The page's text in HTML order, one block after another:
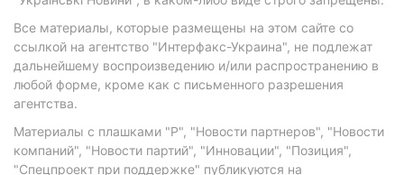
Все материалы, которые размещены на этом сайте со
ссылкой на агентство "Интерфакс-Украина", не подлежат
дальнейшему воспроизведению и/или распространению в
любой форме, кроме как с письменного разрешения
агентства.
Материалы с плашками "Р", "Новости партнеров", "Новости
компаний", "Новости партий", "Инновации", "Позиция",
"Спецпроект при поддержке" публикуются на